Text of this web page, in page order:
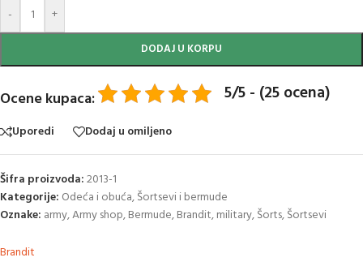
- +
DODAJ U KORPU
Ocene kupaca: 5/5 - (25 ocena)
Uporedi Dodaj u omiljeno
Šifra proizvoda:2013-1
Kategorije: Odeća i obuća,Šortsevi i bermude
Oznake: army,Army shop,Bermude,Brandit,military,Šorts,Šortsevi
Brandit